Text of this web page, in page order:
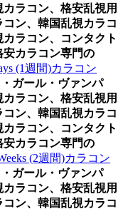
ラコン、格安乱視用
ン、韓国乱視カラコ
ラコン、コンタクト
安カラコン専門の
(1週間)カラコン
ガール・ヴァンパ
ラコン、格安乱視用
ン、韓国乱視カラコ
ラコン、コンタクト
安カラコン専門の
(2週間)カラコン
ガール・ヴァンパ
ラコン、格安乱視用
ン、韓国乱視カラコ